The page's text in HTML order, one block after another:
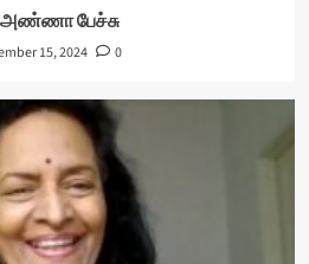
அண்ணா பேச்சு
15, 2024 0